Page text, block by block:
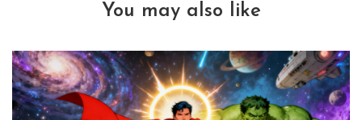
You may also like